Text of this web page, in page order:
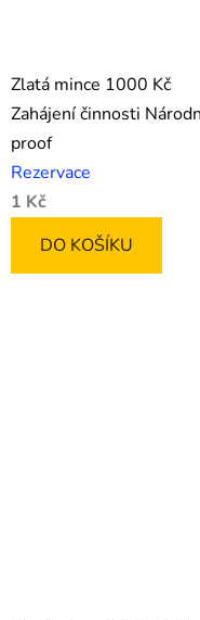
Zlatá mince 1000 Kč
Zahájení činnosti
proof
Rezervace
1 Kč
DO KOŠÍKU